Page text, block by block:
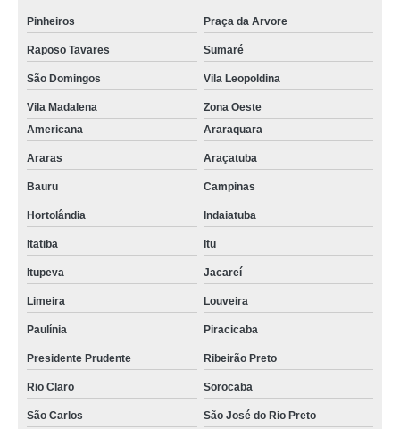
Pinheiros Praça da Arvore
Raposo Tavares Sumaré
São Domingos Vila Leopoldina
Vila Madalena
Zona Oeste
Americana
Araraquara
Araras Araçatuba
Bauru Campinas
Hortolândia Indaiatuba
Itatiba Itu
Itupeva Jacareí
Limeira Louveira
Paulínia Piracicaba
Presidente Prudente Ribeirão Preto
Rio Claro Sorocaba
São Carlos São José do Rio Preto